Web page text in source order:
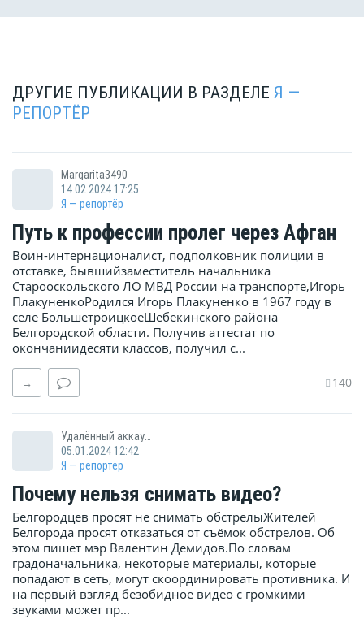
ДРУГИЕ ПУБЛИКАЦИИ В РАЗДЕЛЕ Я —
РЕПОРТЁР
Margarita3490
14.02.2024 17:25
Я — репортёр
Путь к профессии пролег через Афган
Воин-интернационалист, подполковник полиции в
отставке, бывшийзаместитель начальника
Старооскольского ЛО МВД России на транспорте,Игорь
ПлакуненкоРодился Игорь Плакуненко в 1967 году в
селе БольшетроицкоеШебекинского района
Белгородской области. Получив аттестат по
окончаниидесяти классов, получил с...
→ 140
Удалённый аккаунт
05.01.2024 12:42
Я — репортёр
Почему нельзя снимать видео?
Белгородцев просят не снимать обстрелыЖителей
Белгорода просят отказаться от съёмок обстрелов. Об
этом пишет мэр Валентин Демидов.По словам
градоначальника, некоторые материалы, которые
попадают в сеть, могут скоординировать противника. И
на первый взгляд безобидное видео с громкими
звуками может пр...